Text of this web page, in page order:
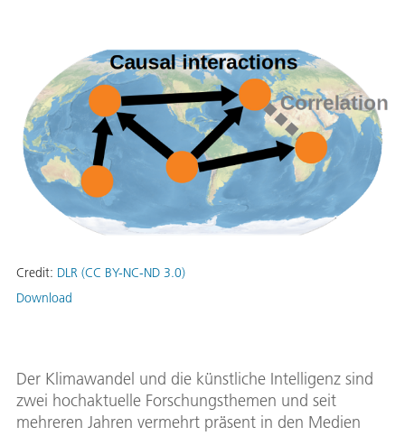
Credit: DLR (CC BY-NC-ND 3.0)
Download
Der Klimawandel und die künstliche Intelligenz sind
zwei hochaktuelle Forschungsthemen und seit
mehreren Jahren vermehrt präsent in den Medien